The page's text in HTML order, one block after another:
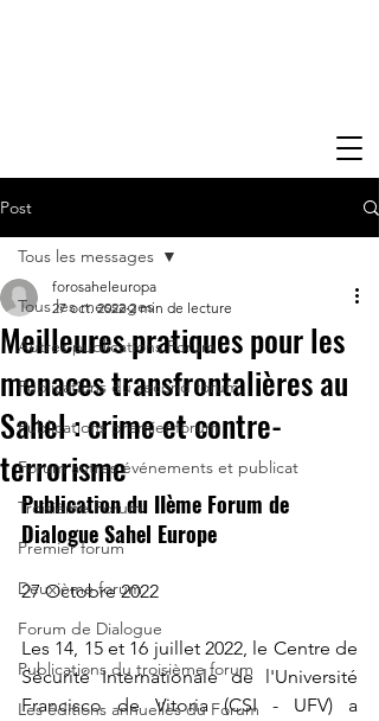
Post
Tous les messages
Autres publications Forum
Publications du second forum
Publications premier forum
Forum autres événements et publicat
Troisième Forum
Premier forum
Deuxième forum
Forum de Dialogue
Publications du troisième forum
Les éditions annuelles du Forum
Tous les messages
Meilleures pratiques pour les
menaces transfrontalières au
Sahel : crime et contre-
terrorisme
forosaheleuropa
27 oct. 2022 2 min de lecture
Publication du IIème Forum de
Dialogue Sahel Europe
27 Octobre 2022
Les 14, 15 et 16 juillet 2022, le Centre de
Sécurité Internationale de l'Université
Francisco de Vitoria (CSI - UFV) a